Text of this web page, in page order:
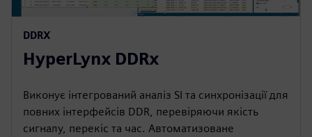
DDRX
HyperLynx DDRx
Виконує інтегрований аналіз SI та синхронізації для
повних інтерфейсів DDR, перевіряючи якість
сигналу, перекіс та час. Автоматизоване